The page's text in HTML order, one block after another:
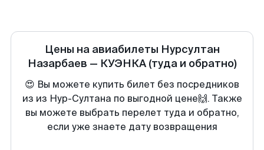
Цены на авиабилеты Нурсултан
Назарбаев — КУЭНКА (туда и обратно)
😍 Вы можете купить билет без посредников
из из Нур-Султана по выгодной цене🙌. Также
вы можете выбрать перелет туда и обратно,
если уже знаете дату возвращения